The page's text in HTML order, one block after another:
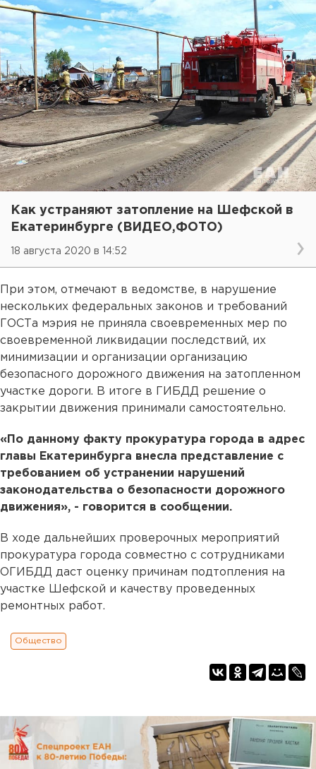
Как устраняют затопление на Шефской в
Екатеринбурге (ВИДЕО,ФОТО)
18 августа 2020 в 14:52
При этом, отмечают в ведомстве, в нарушение
нескольких федеральных законов и требований
ГОСТа мэрия не приняла своевременных мер по
своевременной ликвидации последствий, их
минимизации и организации организацию
безопасного дорожного движения на затопленном
участке дороги. В итоге в ГИБДД решение о
закрытии движения принимали самостоятельно.
«По данному факту прокуратура города в адрес
главы Екатеринбурга внесла представление с
требованием об устранении нарушений
законодательства о безопасности дорожного
движения», - говорится в сообщении.
В ходе дальнейших проверочных мероприятий
прокуратура города совместно с сотрудниками
ОГИБДД даст оценку причинам подтопления на
участке Шефской и качеству проведенных
ремонтных работ.
Общество